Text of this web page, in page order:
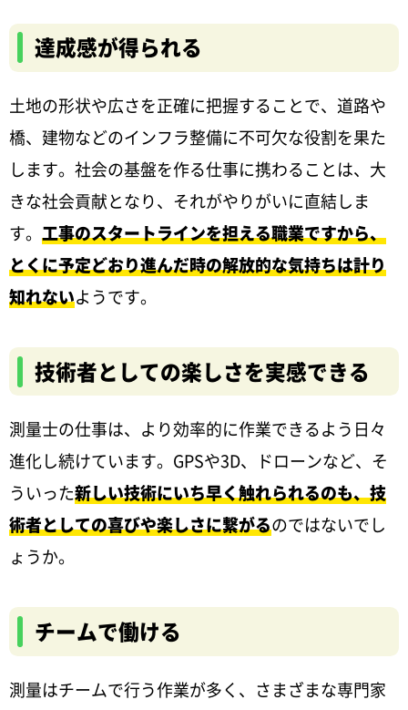
達成感が得られる
土地の形状や広さを正確に把握することで、道路や
橋、建物などのインフラ整備に不可欠な役割を果た
します。社会の基盤を作る仕事に携わることは、大
きな社会貢献となり、それがやりがいに直結しま
す。 工事のスタートラインを担える職業ですから、
とくに予定どおり進んだ時の解放的な気持ちは計り
知れないようです。
技術者としての楽しさを実感できる
測量士の仕事は、より効率的に作業できるよう日々
進化し続けています。GPSや3D、ドローンなど、そ
ういった新しい技術にいち早く触れられるのも、技
術者としての喜びや楽しさに繋がるのではないでし
ょうか。
チームで働ける
測量はチームで行う作業が多く、さまざまな専門家